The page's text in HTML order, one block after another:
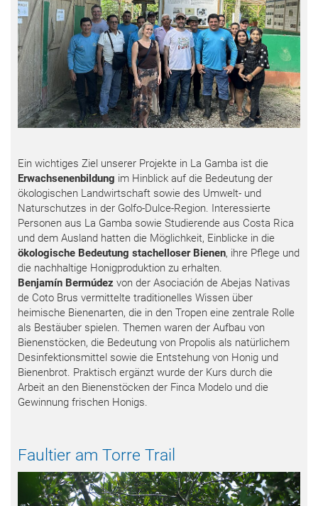
Ein wichtiges Ziel unserer Projekte in La Gamba ist die
Erwachsenenbildung im Hinblick auf die Bedeutung der
ökologischen Landwirtschaft sowie des Umwelt- und
Naturschutzes in der Golfo-Dulce-Region. Interessierte
Personen aus La Gamba sowie Studierende aus Costa Rica
und dem Ausland hatten die Möglichkeit, Einblicke in die
ökologische Bedeutung stachelloser Bienen, ihre Pflege und
die nachhaltige Honigproduktion zu erhalten.
Benjamín Bermúdez von der Asociación de Abejas Nativas
de Coto Brus vermittelte traditionelles Wissen über
heimische Bienenarten, die in den Tropen eine zentrale Rolle
als Bestäuber spielen. Themen waren der Aufbau von
Bienenstöcken, die Bedeutung von Propolis als natürlichem
Desinfektionsmittel sowie die Entstehung von Honig und
Bienenbrot. Praktisch ergänzt wurde der Kurs durch die
Arbeit an den Bienenstöcken der Finca Modelo und die
Gewinnung frischen Honigs.
Faultier am Torre Trail